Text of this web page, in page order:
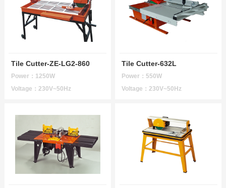
Tile Cutter-ZE-LG2-860
Power：1250W
Voltage：230V~50Hz
Tile Cutter-632L
Power：550W
Voltage：230V~50Hz